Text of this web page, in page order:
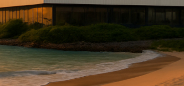
ma senza trascurare la tecnologia,
tra cui trovi svariate offerte
.
il tuo stile e le tue necessità. Ilvalore
la scelta di mobili e complementi
potrai trovare ancheArredo Bagno in vetro
che nascono dalla nostra pluriennale